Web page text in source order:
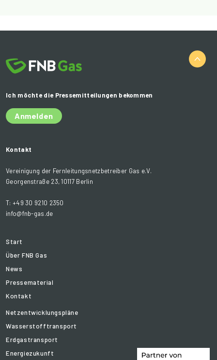
Ich möchte die Pressemitteilungen bekommen
Anmelden
Kontakt
Vereinigung der Fernleitungsnetzbetreiber Gas e.V.
Georgenstraße 23, 10117 Berlin
T: +49 30 9210 2350
info@fnb-gas.de
Start
Über FNB Gas
News
Pressematerial
Kontakt
Netzentwicklungspläne
Wasserstofftransport
Erdgastransport
Energiezukunft